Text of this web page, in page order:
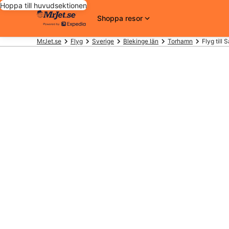
Hoppa till huvudsektionen
Shoppa resor
MrJet.se Flyg Sverige Blekinge län Torhamn Flyg till